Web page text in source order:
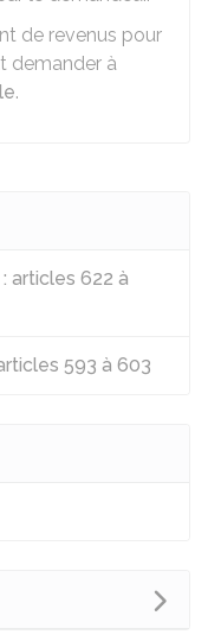
de revenus pour
demander à
.
articles 622 à
593 à 603